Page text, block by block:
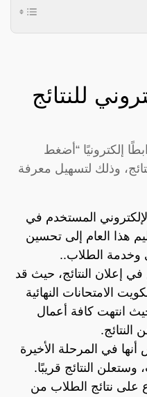
للنتائج
إلكترونيًا “أضغط
وذلك لتسهيل معرفة
المستخدم في
هذا العام إلى تحسين
وخدمة الطلاب..
إعلان النتائج، حيث قد
الامتحانات النهائية
انتهت كافة أعمال
النتائج.
في المرحلة الأخيرة
النتائج قريبًا.
على نتائج الطلاب من